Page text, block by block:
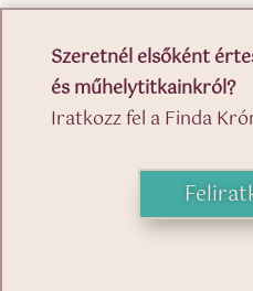
Szeretnél elsőként
és műhelytitkainkról?
Iratkozz fel a Finda